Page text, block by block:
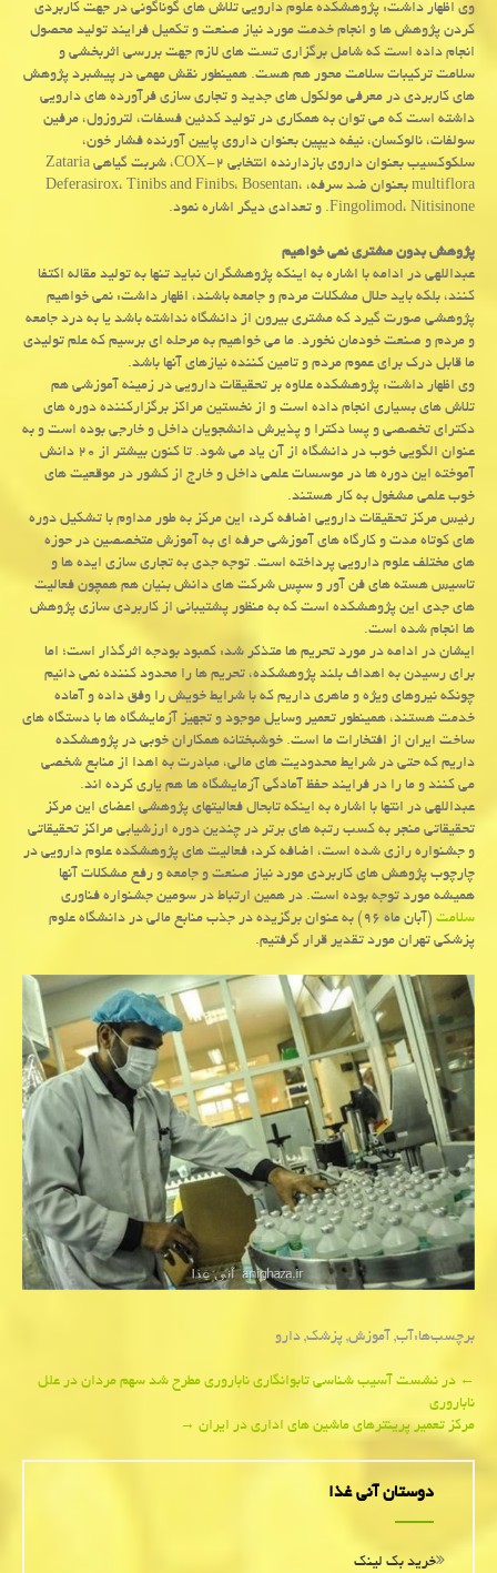
وی اظهار داشت: پژوهشكده علوم دارویی تلاش های گوناگونی در جهت كاربردی
كردن پژوهش ها و انجام خدمت مورد نیاز صنعت و تكمیل فرایند تولید محصول
انجام داده است كه شامل برگزاری تست های لازم جهت بررسی اثربخشی و
سلامت تركیبات سلامت محور هم هست. همینطور نقش مهمی در پیشبرد پژوهش
های كاربردی در معرفی مولكول های جدید و تجاری سازی فرآورده های دارویی
داشته است كه می توان به همكاری در تولید كدئین فسفات، لتروزول، مرفین
سولفات، نالوكسان، نیفه دیپین بعنوان داروی پایین آورنده فشار خون،
سلكوكسیب بعنوان داروی بازدارنده انتخابی COX-۲، شربت گیاهی Zataria
multiflora بعنوان ضد سرفه، Deferasirox، Tinibs and Finibs، Bosentan،
.Fingolimod، Nitisinone و تعدادی دیگر اشاره نمود.
پژوهش بدون مشتری نمی خواهیم
عبداللهی در ادامه با اشاره به اینكه پژوهشگران نباید تنها به تولید مقاله اكتفا
كنند، بلكه باید حلال مشكلات مردم و جامعه باشند، اظهار داشت: نمی خواهیم
پژوهشی صورت گیرد كه مشتری بیرون از دانشگاه نداشته باشد یا به درد جامعه
و مردم و صنعت خودمان نخورد. ما می خواهیم به مرحله ای برسیم كه علم تولیدی
ما قابل درك برای عموم مردم و تامین كننده نیازهای آنها باشد.
وی اظهار داشت: پژوهشكده علاوه بر تحقیقات دارویی در زمینه آموزشی هم
تلاش های بسیاری انجام داده است و از نخستین مراكز برگزاركننده دوره های
دكترای تخصصی و پسا دكترا و پذیرش دانشجویان داخل و خارجی بوده است و به
عنوان الگویی خوب در دانشگاه از آن یاد می شود. تا كنون بیشتر از ۲۰ دانش
آموخته این دوره ها در موسسات علمی داخل و خارج از كشور در موقعیت های
خوب علمی مشغول به كار هستند.
رئیس مركز تحقیقات دارویی اضافه كرد: این مركز به طور مداوم با تشكیل دوره
های كوتاه مدت و كارگاه های آموزشی حرفه ای به آموزش متخصصین در حوزه
های مختلف علوم دارویی پرداخته است. توجه جدی به تجاری سازی ایده ها و
تاسیس هسته های فن آور و سپس شركت های دانش بنیان هم همچون فعالیت
های جدی این پژوهشكده است كه به منظور پشتیبانی از كاربردی سازی پژوهش
ها انجام شده است.
ایشان در ادامه در مورد تحریم ها متذكر شد: كمبود بودجه اثرگذار است؛ اما
برای رسیدن به اهداف بلند پژوهشكده، تحریم ها را محدود كننده نمی دانیم
چونكه نیروهای ویژه و ماهری داریم كه با شرایط خویش را وفق داده و آماده
خدمت هستند، همینطور تعمیر وسایل موجود و تجهیز آزمایشگاه ها با دستگاه های
ساخت ایران از افتخارات ما است. خوشبختانه همكاران خوبی در پژوهشكده
داریم كه حتی در شرایط محدودیت های مالی، مبادرت به اهدا از منابع شخصی
می كنند و ما را در فرایند حفظ آمادگی آزمایشگاه ها هم یاری كرده اند.
عبداللهی در انتها با اشاره به اینكه تابحال فعالیتهای پژوهشی اعضای این مركز
تحقیقاتی منجر به كسب رتبه های برتر در چندین دوره ارزشیابی مراكز تحقیقاتی
و جشنواره رازی شده است، اضافه كرد: فعالیت های پژوهشكده علوم دارویی در
چارچوب پژوهش های كاربردی مورد نیاز صنعت و جامعه و رفع مشكلات آنها
همیشه مورد توجه بوده است. در همین ارتباط در سومین جشنواره فناوری
سلامت
(آبان ماه ۹۶) به عنوان برگزیده در جذب منابع مالی در دانشگاه علوم
پزشكی تهران مورد تقدیر قرار گرفتیم.
برچسب‌ها:آب,آموزش,پزشك,دارو
Post
navigation
←در نشست آسیب شناسی تابوانگاری ناباروری مطرح شد سهم مردان در علل
ناباروری
مركز تعمیر پرینترهای ماشین های اداری در ایران→
دوستان آنی غذا
خرید بک لینک